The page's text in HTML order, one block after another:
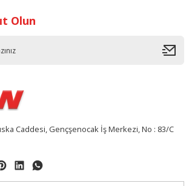
Olun
Caddesi, Gençşenocak İş Merkezi, No : 83/C